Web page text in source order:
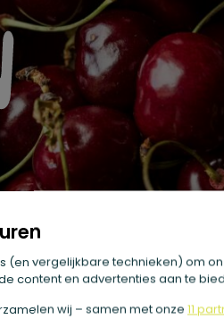
(en vergelijkbare technieken) om
content en advertenties aan te
wij – samen met onze 11